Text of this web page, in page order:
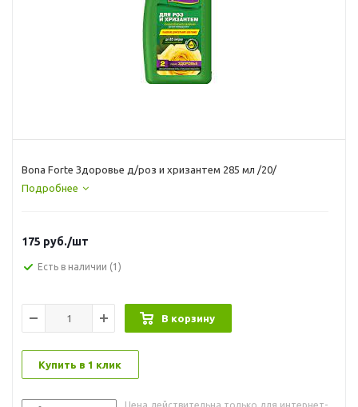
Bona Forte Здоровье д/роз и хризантем 285 мл /20/
Подробнее
175 руб./шт
Есть в наличии (1)
В корзину
Купить в 1 клик